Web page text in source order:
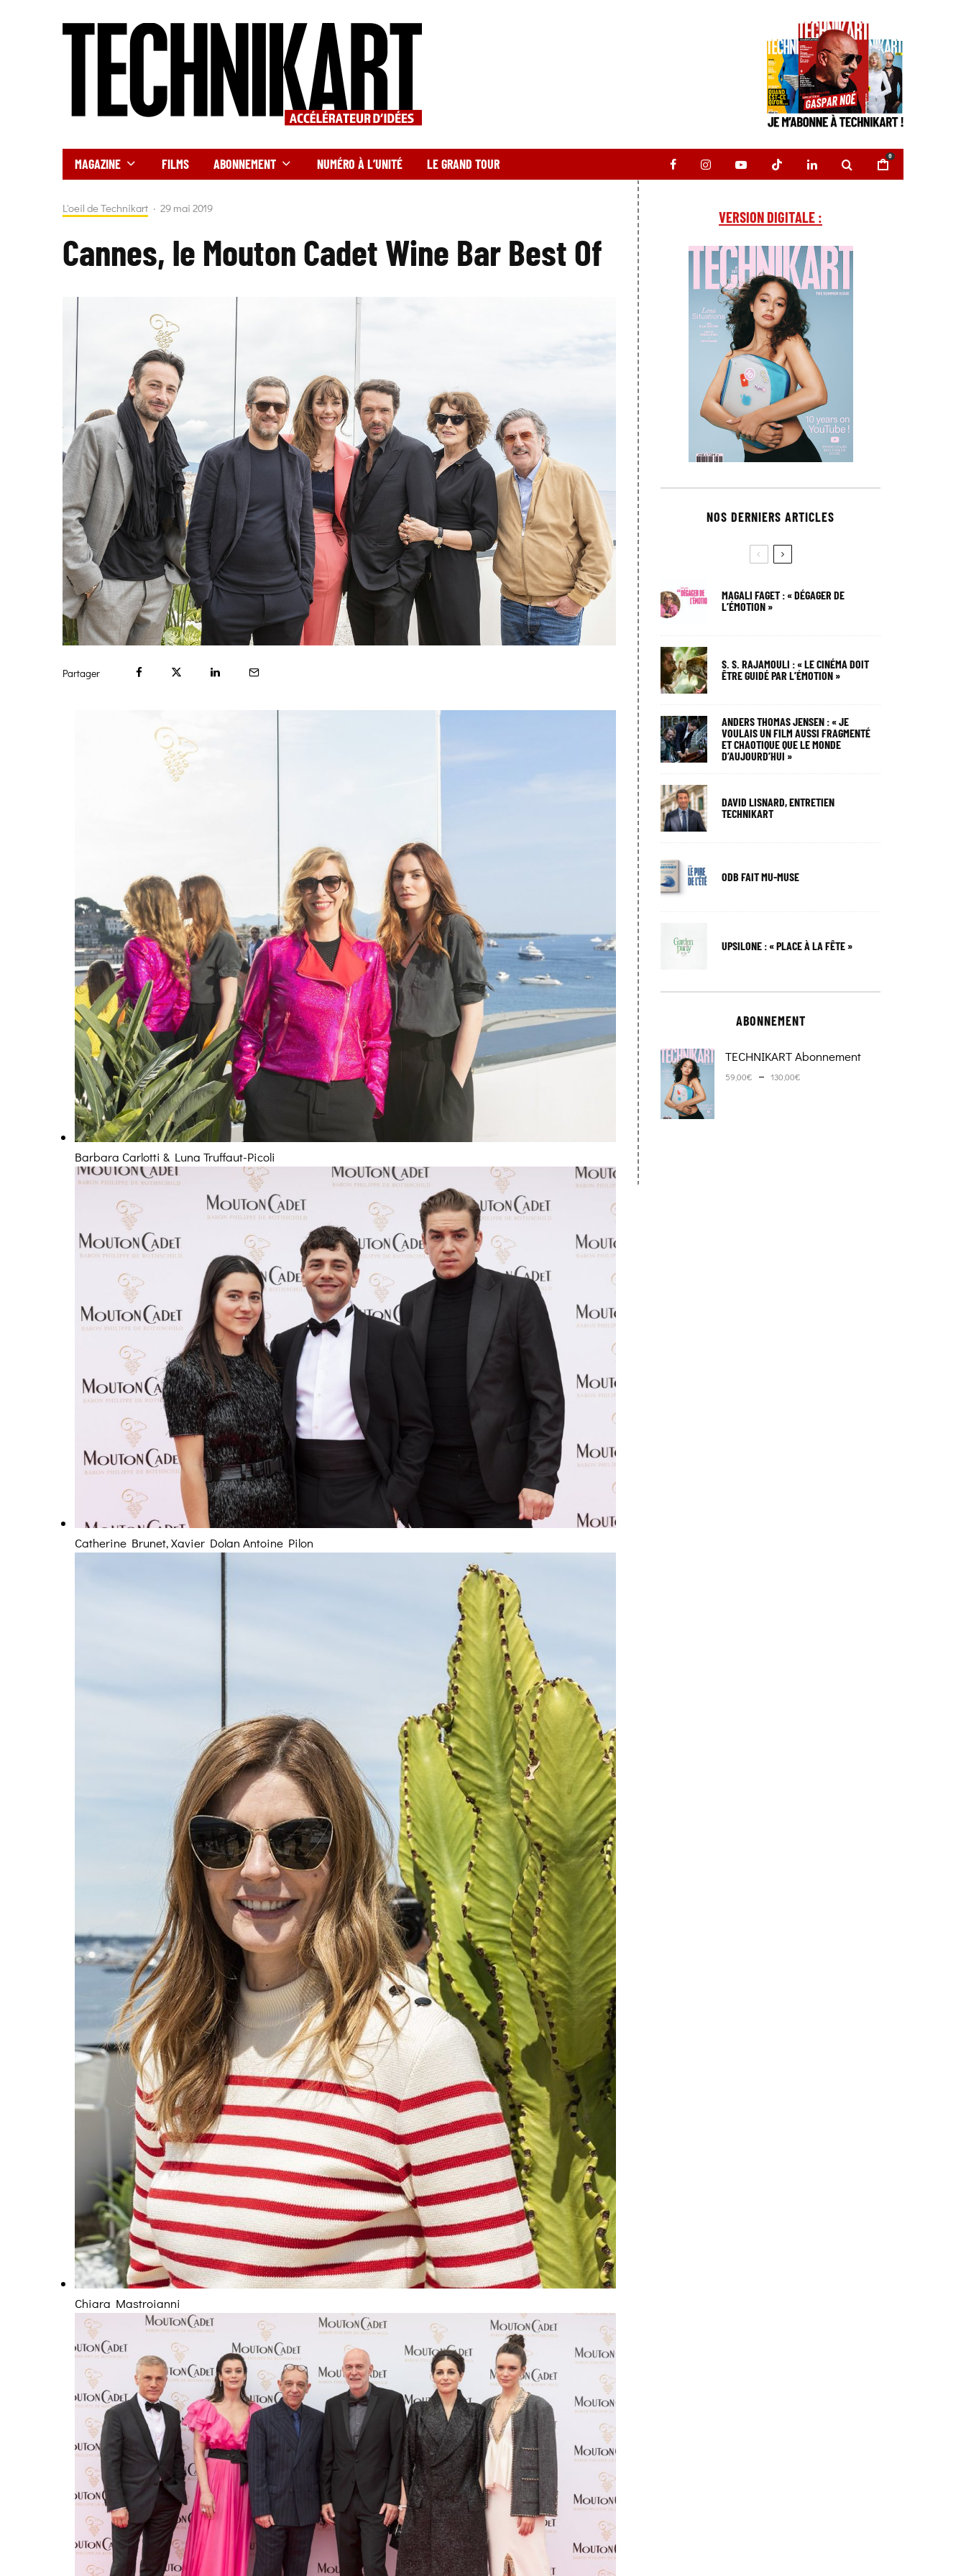
MAGAZINE FILMS ABONNEMENT NUMÉRO À L’UNITÉ LE GRAND TOUR 0
L'oeil de Technikart · 29 mai 2019
Cannes, le Mouton Cadet Wine Bar Best Of
Partager
Barbara Carlotti & Luna Truffaut-Picoli
Catherine Brunet, Xavier Dolan Antoine Pilon
Chiara Mastroianni
VERSION DIGITALE :
NOS DERNIERS ARTICLES
MAGALI FAGET : « DÉGAGER DE
L’ÉMOTION »
S. S. RAJAMOULI : « LE CINÉMA DOIT
ÊTRE GUIDÉ PAR L’ÉMOTION »
ANDERS THOMAS JENSEN : « JE
VOULAIS UN FILM AUSSI FRAGMENTÉ
ET CHAOTIQUE QUE LE MONDE
D’AUJOURD’HUI »
DAVID LISNARD, ENTRETIEN
TECHNIKART
ODB FAIT MU-MUSE
UPSILONE : « PLACE À LA FÊTE »
ABONNEMENT
TECHNIKART Abonnement
59,00€ – 130,00€